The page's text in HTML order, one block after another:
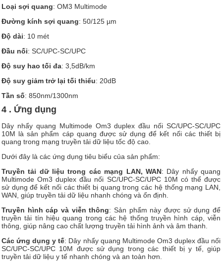
Loại sợi quang: OM3 Multimode
Đường kính sợi quang: 50/125 µm
Độ dài: 10 mét
Đầu nối: SC/UPC-SC/UPC
Độ suy hao tối đa: 3,5dB/km
Độ suy giảm trở lại tối thiểu: 20dB
Tần số: 850nm/1300nm
4 . Ứng dụng
Dây nhẩy quang Multimode Om3 duplex đầu nối SC/UPC-SC/UPC
10M là sản phẩm cáp quang được sử dụng để kết nối các thiết bị
quang trong mạng truyền tải dữ liệu tốc độ cao.
Dưới đây là các ứng dụng tiêu biểu của sản phẩm:
Truyền tải dữ liệu trong các mạng LAN, WAN: Dây nhẩy quang
Multimode Om3 duplex đầu nối SC/UPC-SC/UPC 10M có thể được
sử dụng để kết nối các thiết bị quang trong các hệ thống mạng LAN,
WAN, giúp truyền tải dữ liệu nhanh chóng và ổn định.
Truyền hình cáp và viễn thông: Sản phẩm này được sử dụng để
truyền tải tín hiệu quang trong các hệ thống truyền hình cáp, viễn
thông, giúp nâng cao chất lượng truyền tải hình ảnh và âm thanh.
Các ứng dụng y tế: Dây nhẩy quang Multimode Om3 duplex đầu nối
SC/UPC-SC/UPC 10M được sử dụng trong các thiết bị y tế, giúp
truyền tải dữ liệu y tế nhanh chóng và an toàn hơn.